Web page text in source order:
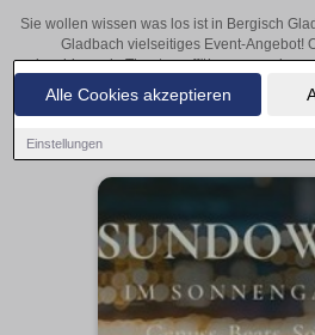
Alle Cookies akzeptieren
Einstellungen
Sie wollen wissen was los ist in Bergisch
Gladbach vielseitiges Event-Angebot!
inspirierende Theateraufführungen oder
Bergisch Gladbach – hier finden alles